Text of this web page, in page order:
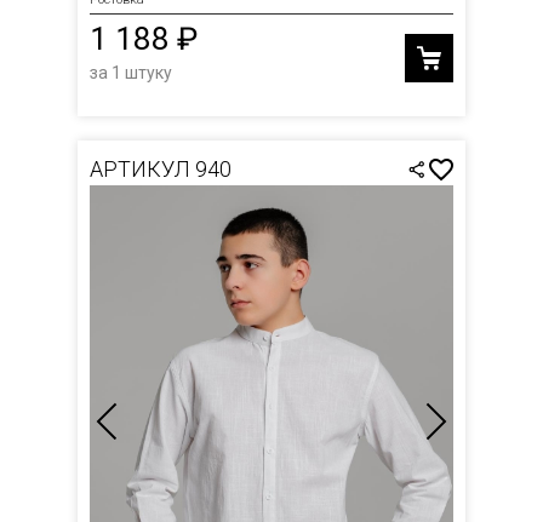
1 188 ₽
за 1 штуку
АРТИКУЛ 940